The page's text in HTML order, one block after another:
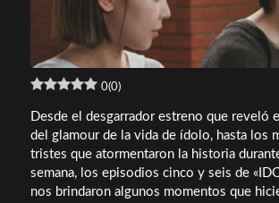
0(0)
Desde el desgarrador estreno que reveló
del glamour de la vida de ídolo, hasta los
tristes que atormentaron la historia
semana, los episodios cinco y seis de
nos brindaron algunos momentos que